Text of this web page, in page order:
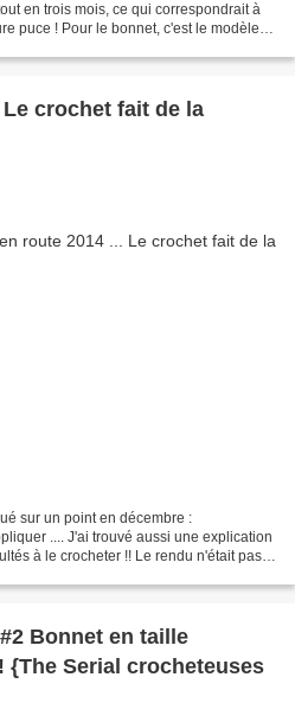
en trois mois, ce qui correspondrait à
puce ! Pour le bonnet, c'est le modèle
crochet fait de la
sur un point en décembre :
.... J'ai trouvé aussi une explication
à le crocheter !! Le rendu n'était pas
Bonnet en taille
{The Serial crocheteuses